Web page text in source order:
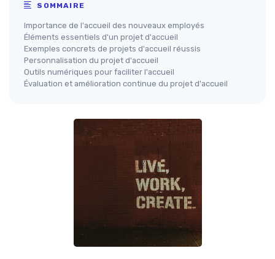
SOMMAIRE
Importance de l'accueil des nouveaux employés
Éléments essentiels d'un projet d'accueil
Exemples concrets de projets d'accueil réussis
Personnalisation du projet d'accueil
Outils numériques pour faciliter l'accueil
Évaluation et amélioration continue du projet d'accueil